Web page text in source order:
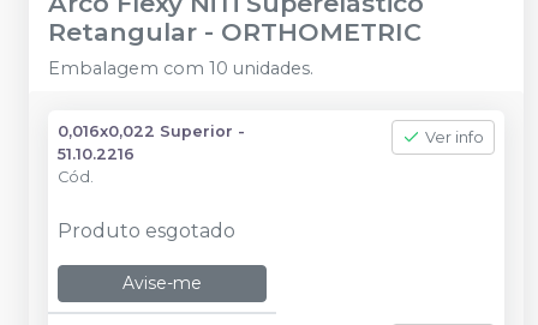
Retangular - ORTHOMETRIC
Embalagem com 10 unidades.
0,016x0,022 Superior -
51.10.2216
Cód.
Ver info
Produto esgotado
Avise-me